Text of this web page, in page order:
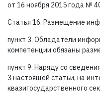
от 16 ноября 2015 года №
Статья 16. Размещение
пункт 3. Обладатели
компетенции обязаны
пункт 9. Наряду со
3 настоящей статьи, на
квазигосударственного